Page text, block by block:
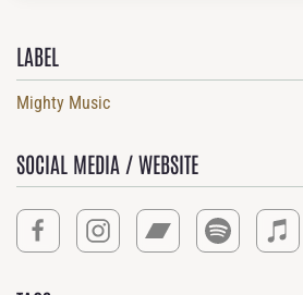
LABEL
Mighty Music
SOCIAL MEDIA / WEBSITE